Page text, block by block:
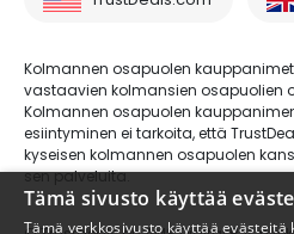
Kolmannen osapuolen
vastaavien kolmansien osapuolien
Kolmannen osapuolen
esiintyminen ei tarkoita, että
kyseisen kolmannen osapuolen
sen palveluita.
Tämä sivusto käyttää
Tämä verkkosivusto käyttää evästeitä